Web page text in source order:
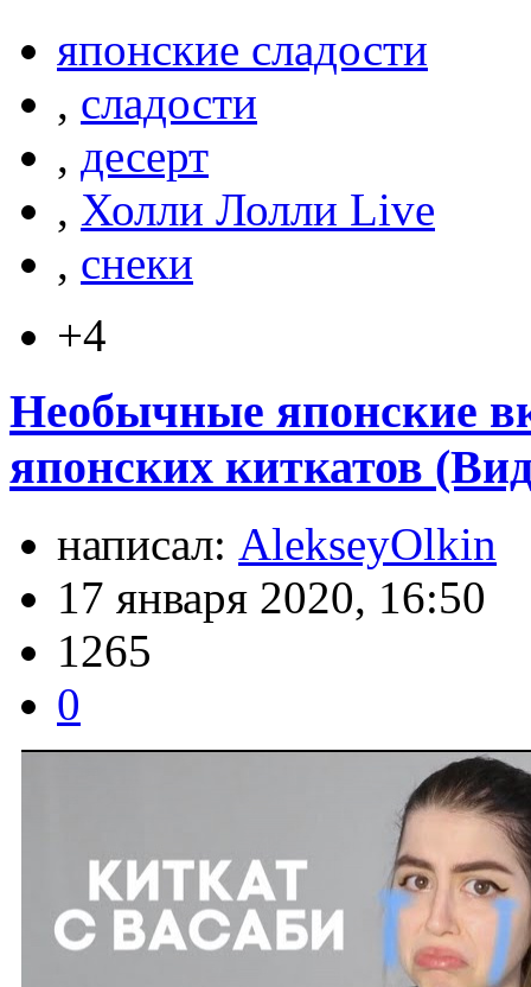
японские сладости
, сладости
, десерт
, Холли Лолли Live
, снеки
+4
Необычные японские
японских киткатов
написал: AlekseyOlkin
17 января 2020, 16:50
1265
0